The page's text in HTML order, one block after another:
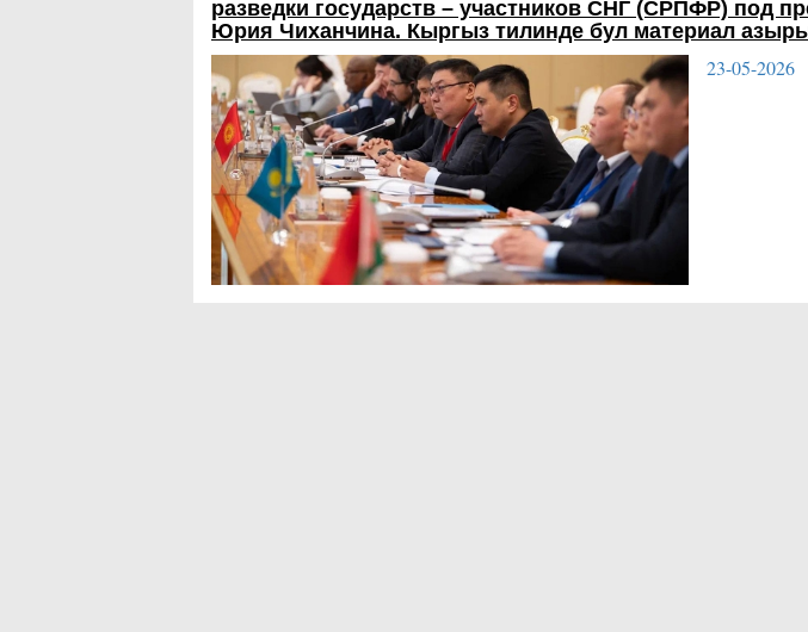
разведки государств – участников СНГ (СРПФР) под
Юрия Чиханчина. Кыргыз тилинде бул материал
23-05-2026